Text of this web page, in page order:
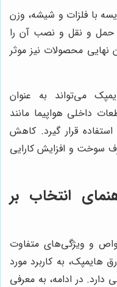
با فلزات و شیشه، وزن
حمل و نقل و نصب آن را
محصولات نیز موثر
می‌تواند به عنوان
داخلی هواپیما مانند
قرار گیرد. کاهش
سوخت و افزایش کارایی
انتخاب بر
و ویژگی‌های متفاوت
هایمپک، به کاربرد مورد
در ادامه، به معرفی